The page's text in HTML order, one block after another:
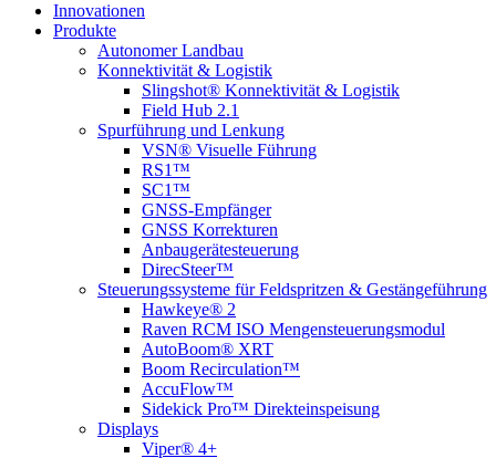
Innovationen
Produkte
Autonomer Landbau
Konnektivität & Logistik
Slingshot® Konnektivität & Logistik
Field Hub 2.1
Spurführung und Lenkung
VSN® Visuelle Führung
RS1™
SC1™
GNSS-Empfänger
GNSS Korrekturen
Anbaugerätesteuerung
DirecSteer™
Steuerungssysteme für Feldspritzen & Gestängeführung
Hawkeye® 2
Raven RCM ISO Mengensteuerungsmodul
AutoBoom® XRT
Boom Recirculation™
AccuFlow™
Sidekick Pro™ Direkteinspeisung
Displays
Viper® 4+